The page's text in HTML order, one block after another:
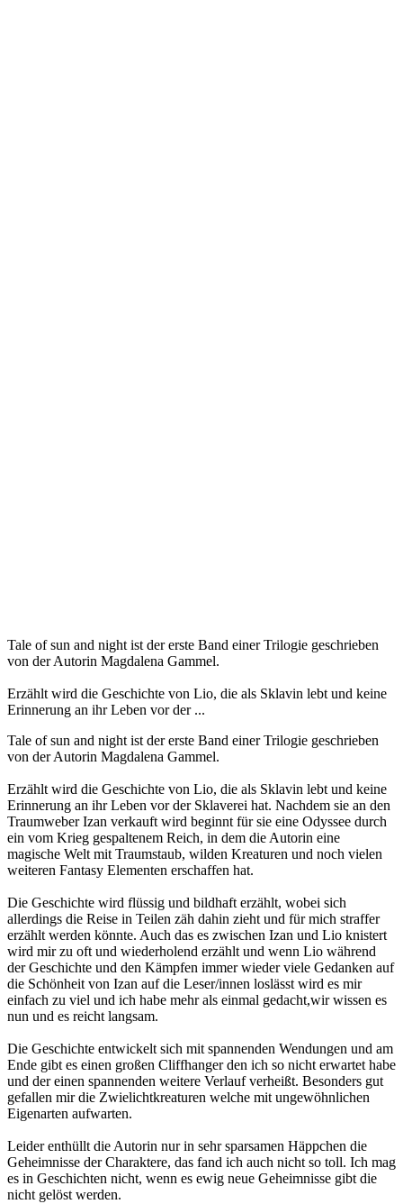
Tale of sun and night ist der erste Band einer Trilogie geschrieben
von der Autorin Magdalena Gammel.
Erzählt wird die Geschichte von Lio, die als Sklavin lebt und keine
Erinnerung an ihr Leben vor der ...
Tale of sun and night ist der erste Band einer Trilogie geschrieben
von der Autorin Magdalena Gammel.
Erzählt wird die Geschichte von Lio, die als Sklavin lebt und keine
Erinnerung an ihr Leben vor der Sklaverei hat. Nachdem sie an den
Traumweber Izan verkauft wird beginnt für sie eine Odyssee durch
ein vom Krieg gespaltenem Reich, in dem die Autorin eine
magische Welt mit Traumstaub, wilden Kreaturen und noch vielen
weiteren Fantasy Elementen erschaffen hat.
Die Geschichte wird flüssig und bildhaft erzählt, wobei sich
allerdings die Reise in Teilen zäh dahin zieht und für mich straffer
erzählt werden könnte. Auch das es zwischen Izan und Lio knistert
wird mir zu oft und wiederholend erzählt und wenn Lio während
der Geschichte und den Kämpfen immer wieder viele Gedanken auf
die Schönheit von Izan auf die Leser/innen loslässt wird es mir
einfach zu viel und ich habe mehr als einmal gedacht,wir wissen es
nun und es reicht langsam.
Die Geschichte entwickelt sich mit spannenden Wendungen und am
Ende gibt es einen großen Cliffhanger den ich so nicht erwartet habe
und der einen spannenden weitere Verlauf verheißt. Besonders gut
gefallen mir die Zwielichtkreaturen welche mit ungewöhnlichen
Eigenarten aufwarten.
Leider enthüllt die Autorin nur in sehr sparsamen Häppchen die
Geheimnisse der Charaktere, das fand ich auch nicht so toll. Ich mag
es in Geschichten nicht, wenn es ewig neue Geheimnisse gibt die
nicht gelöst werden.